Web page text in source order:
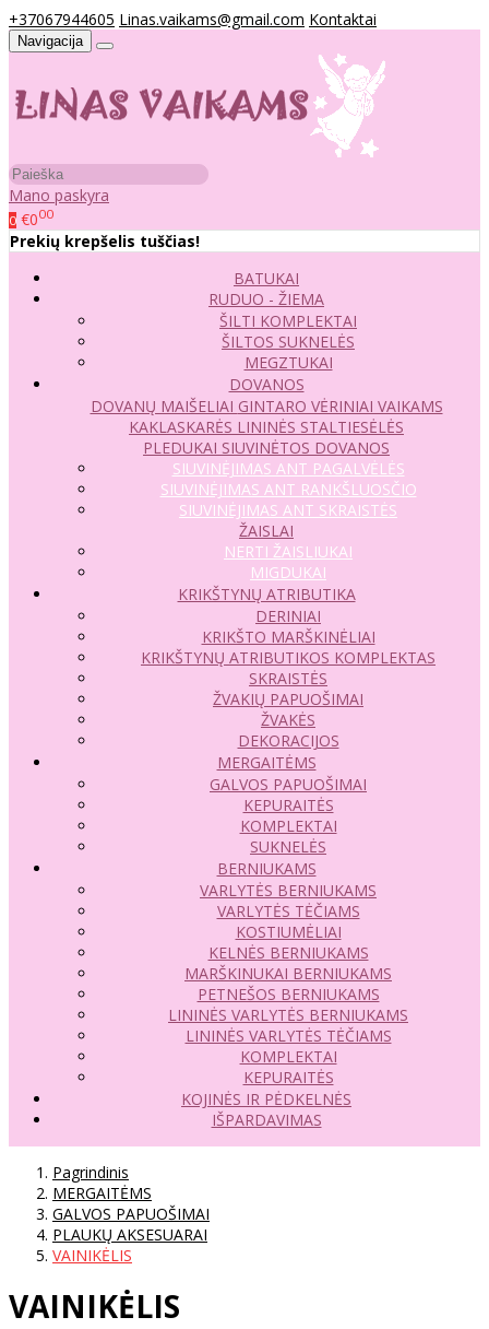
+37067944605 Linas.vaikams@gmail.com Kontaktai
Navigacija
Mano paskyra
0 €000
Prekių krepšelis tuščias!
BATUKAI
RUDUO - ŽIEMA
ŠILTI KOMPLEKTAI
ŠILTOS SUKNELĖS
MEGZTUKAI
DOVANOS
DOVANŲ MAIŠELIAI GINTARO VĖRINIAI VAIKAMS
KAKLASKARĖS LININĖS STALTIESĖLĖS
PLEDUKAI SIUVINĖTOS DOVANOS
SIUVINĖJIMAS ANT PAGALVĖLĖS
SIUVINĖJIMAS ANT RANKŠLUOSČIO
SIUVINĖJIMAS ANT SKRAISTĖS
ŽAISLAI
NERTI ŽAISLIUKAI
MIGDUKAI
KRIKŠTYNŲ ATRIBUTIKA
DERINIAI
KRIKŠTO MARŠKINĖLIAI
KRIKŠTYNŲ ATRIBUTIKOS KOMPLEKTAS
SKRAISTĖS
ŽVAKIŲ PAPUOŠIMAI
ŽVAKĖS
DEKORACIJOS
MERGAITĖMS
GALVOS PAPUOŠIMAI
KEPURAITĖS
KOMPLEKTAI
SUKNELĖS
BERNIUKAMS
VARLYTĖS BERNIUKAMS
VARLYTĖS TĖČIAMS
KOSTIUMĖLIAI
KELNĖS BERNIUKAMS
MARŠKINUKAI BERNIUKAMS
PETNEŠOS BERNIUKAMS
LININĖS VARLYTĖS BERNIUKAMS
LININĖS VARLYTĖS TĖČIAMS
KOMPLEKTAI
KEPURAITĖS
KOJINĖS IR PĖDKELNĖS
IŠPARDAVIMAS
Pagrindinis
MERGAITĖMS
GALVOS PAPUOŠIMAI
PLAUKŲ AKSESUARAI
VAINIKĖLIS
VAINIKĖLIS